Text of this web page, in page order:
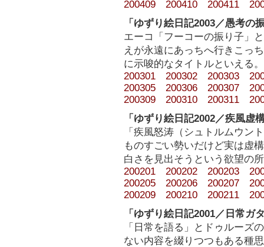
200409 200410 200411
「ゆずり絵日記2003／愚考の
エーコ「フーコーの振り子」
えが永遠にあっちへ行きこっ
に示唆的なタイトルといえる。
200301
200302 200303
200305
200306 200307
200309
200310 200311
「ゆずり絵日記2002／疾風虚
「疾風怒涛（シュトルムウン
ものすごい勢いだけど実は虚
白さを見出そうという欲望の
200201
200202 200203
200205
200206 200207
200209
200210 200211
「ゆずり絵日記2001／日常ガ
「日常を語る」とドゥルーズ
ない内容を綴りつつもある種